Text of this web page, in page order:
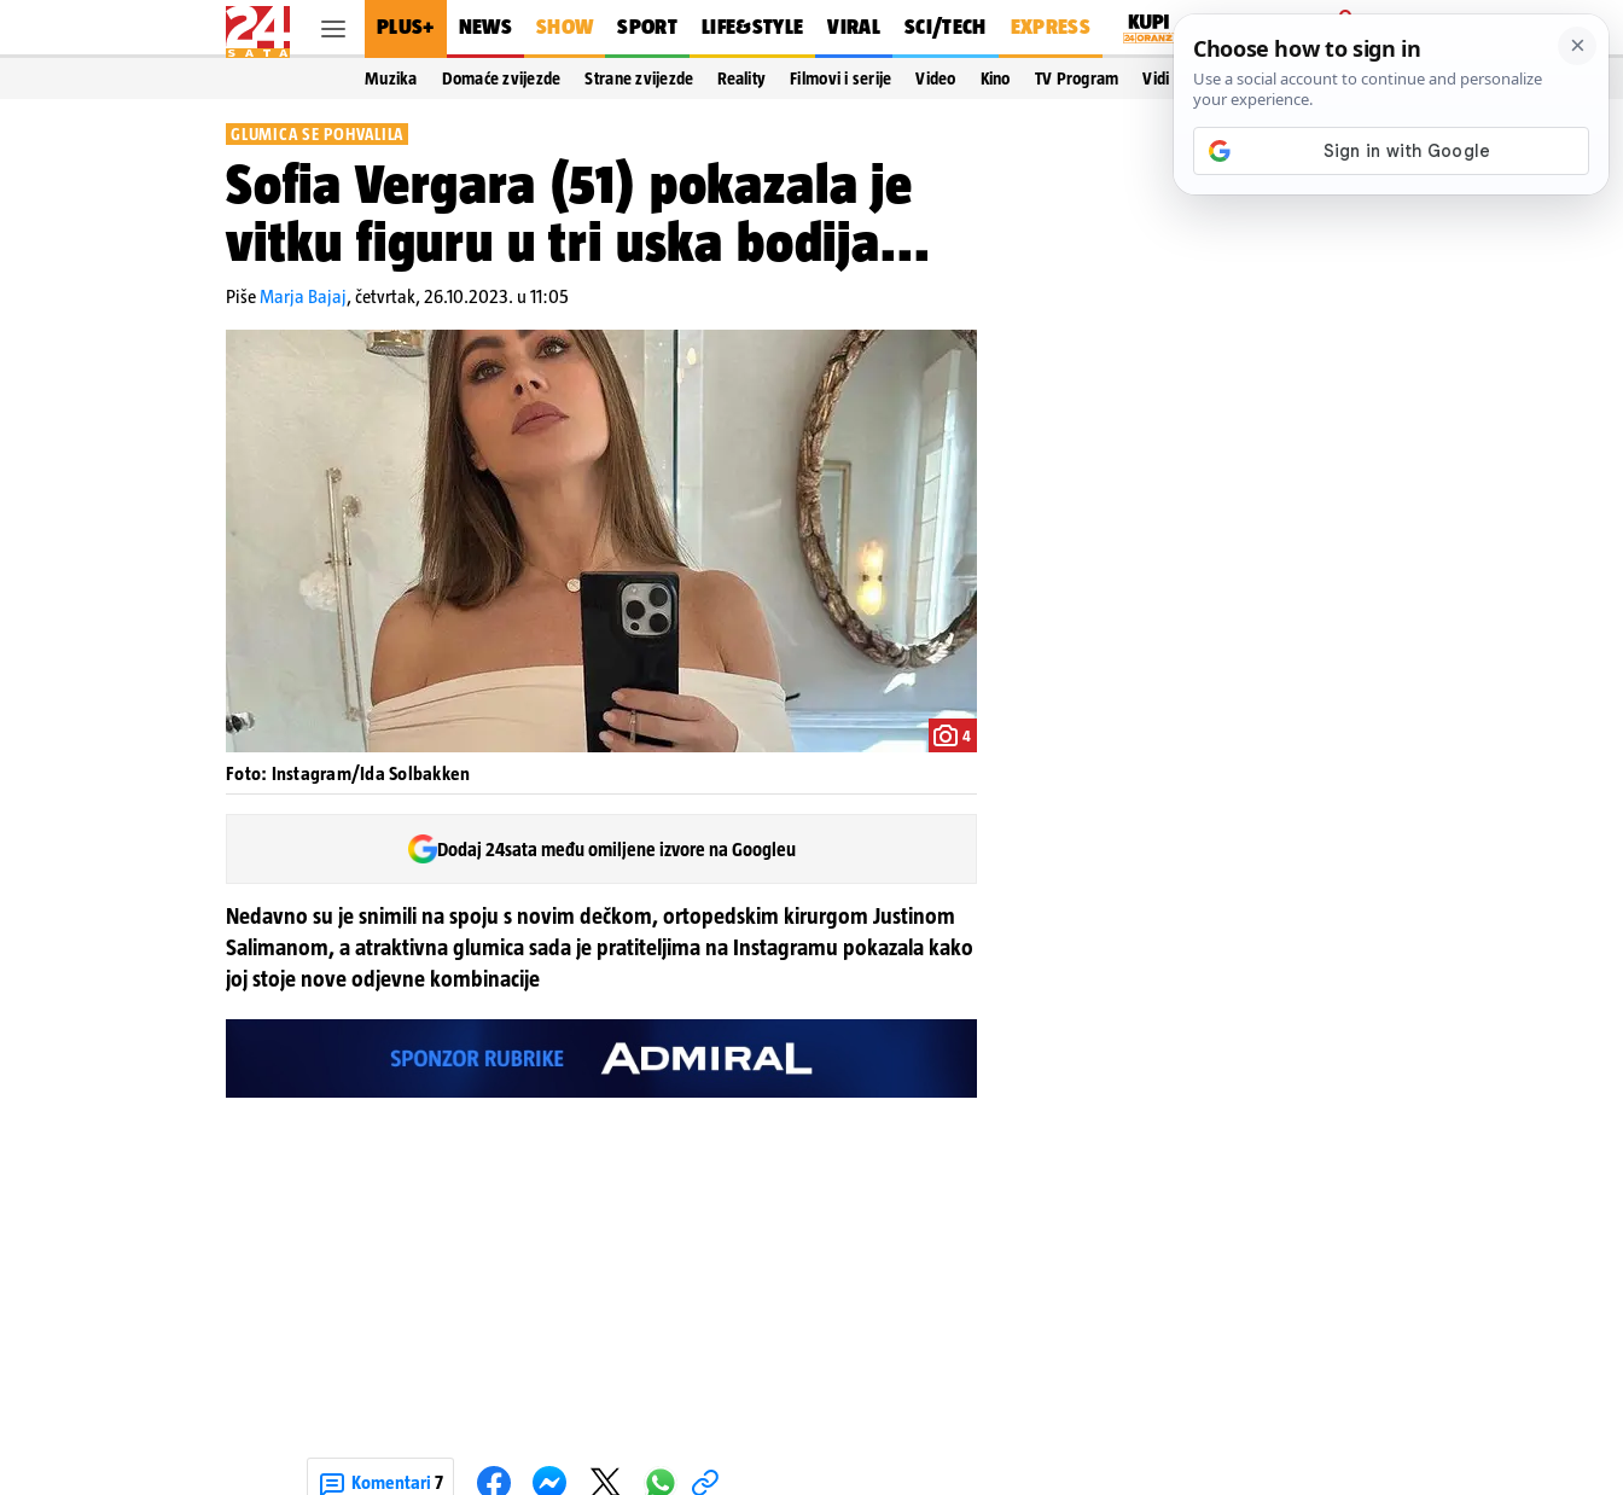
PLUS+ NEWS SHOW SPORT LIFE&STYLE VIRAL SCI/TECH EXPRESS
PRIJAVA
Muzika Domaće zvijezde Strane zvijezde Reality Filmovi i serije Video Kino TV Program Vidi još…
GLUMICA SE POHVALILA
Sofia Vergara (51) pokazala je
vitku figuru u tri uska bodija...
PišeMarja Bajaj,četvrtak, 26.10.2023. u 11:05
4
Foto: Instagram/Ida Solbakken
Dodaj 24sata među omiljene izvore na Googleu
Nedavno su je snimili na spoju s novim dečkom, ortopedskim kirurgom Justinom
Salimanom, a atraktivna glumica sada je pratiteljima na Instagramu pokazala kako
joj stoje nove odjevne kombinacije
Komentari 7